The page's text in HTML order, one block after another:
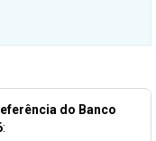
do Banco
: